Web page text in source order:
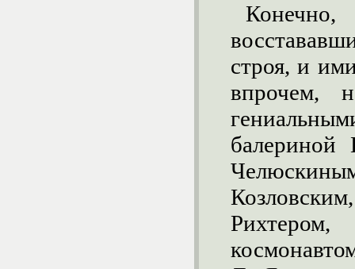
строя, и
впрочем,